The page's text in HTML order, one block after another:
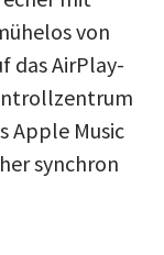
von
das AirPlay-
Apple Music
synchron